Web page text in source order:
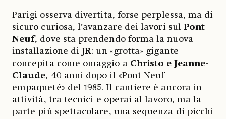
Parigi osserva divertita, forse perplessa, ma di
sicuro curiosa, l’avanzare dei lavori sul Pont
Neuf, dove sta prendendo forma la nuova
installazione di
JR: un «grotta» gigante
concepita come omaggio a Christo e Jeanne-
Claude, 40 anni dopo il «Pont Neuf
empaqueté» del 1985. Il cantiere è ancora in
attività, tra tecnici e operai al lavoro, ma la
parte più spettacolare, una sequenza di picchi